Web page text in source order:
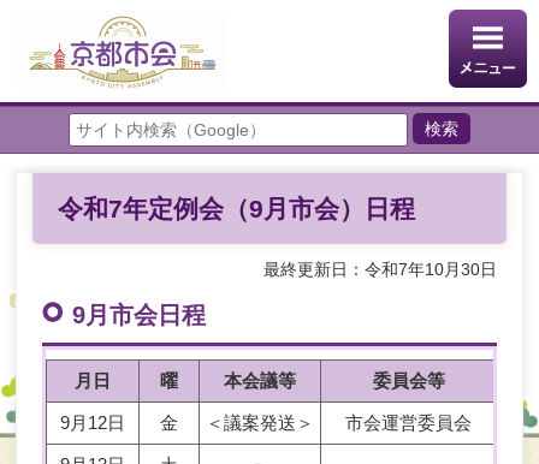
令和7年定例会（9月市会）日程
最終更新日：令和7年10月30日
9月市会日程
月日 曜 本会議等 委員会等
9月12日 金 ＜議案発送＞ 市会運営委員会